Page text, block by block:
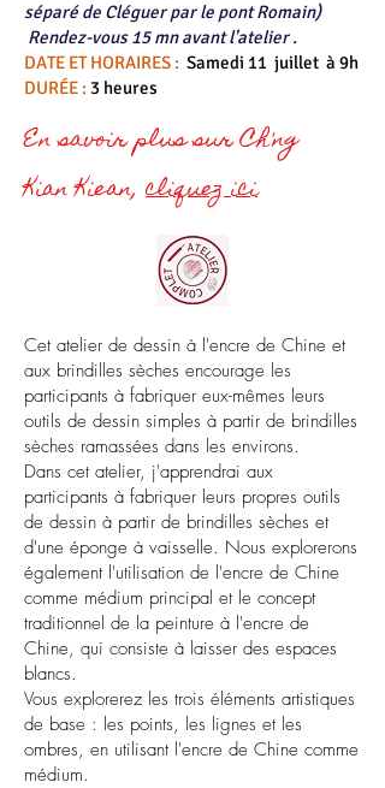
séparé de Cléguer par le pont Romain)
Rendez-vous 15 mn avant l'atelier .
DATE ET HORAIRES : Samedi 11 juillet à 9h
DURÉE : 3 heures
En savoir plus sur Ch'ng
KianKiean, cliquez ici
Cet atelier de dessin à l'encre de Chine et
aux brindilles sèches encourage les
participants à fabriquer eux-mêmes leurs
outils de dessin simples à partir de brindilles
sèches ramassées dans les environs.
Dans cet atelier, j'apprendrai aux
participants à fabriquer leurs propres outils
de dessin à partir de brindilles sèches et
d'une éponge à vaisselle. Nous explorerons
également l'utilisation de l'encre de Chine
comme médium principal et le concept
traditionnel de la peinture à l'encre de
Chine, qui consiste à laisser des espaces
blancs.
Vous explorerez les trois éléments artistiques
de base : les points, les lignes et les
ombres, en utilisant l'encre de Chine comme
médium.